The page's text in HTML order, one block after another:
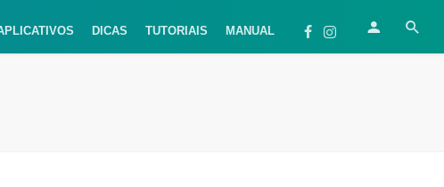
DICAS TUTORIAIS MANUAL